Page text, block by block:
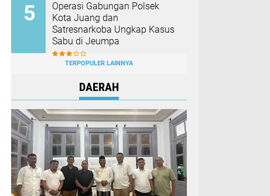
Operasi Gabungan Polsek
Kota Juang dan
Satresnarkoba Ungkap Kasus
Sabu di Jeumpa
TERPOPULER LAINNYA
DAERAH